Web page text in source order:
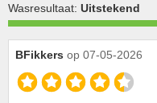
Wasresultaat: Uitstekend
BFikkers op 07-05-2026